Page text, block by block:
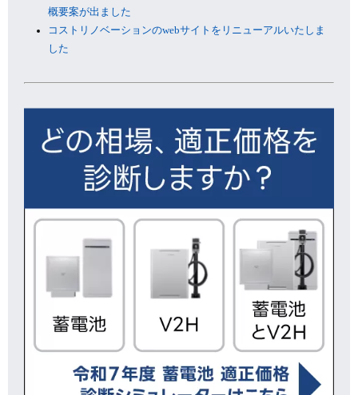
概要案が出ました
コストリノベーションのwebサイトをリニューアルいたしま
した